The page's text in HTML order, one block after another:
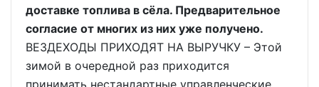
доставке топлива в сёла. Предварительное
согласие от многих из них уже получено.
ВЕЗДЕХОДЫ ПРИХОДЯТ НА ВЫРУЧКУ – Этой
зимой в очередной раз приходится